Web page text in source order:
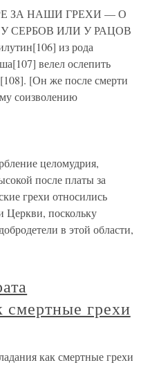
ЗА НАШИ ГРЕХИ — О
СЕРБОВ ИЛИ У РАЦОВ
из рода
велел ослепить
[Он же после смерти
соизволению
целомудрия,
после платы за
грехи относились
Церкви, поскольку
в этой области,
смертные грехи
как смертные грехи